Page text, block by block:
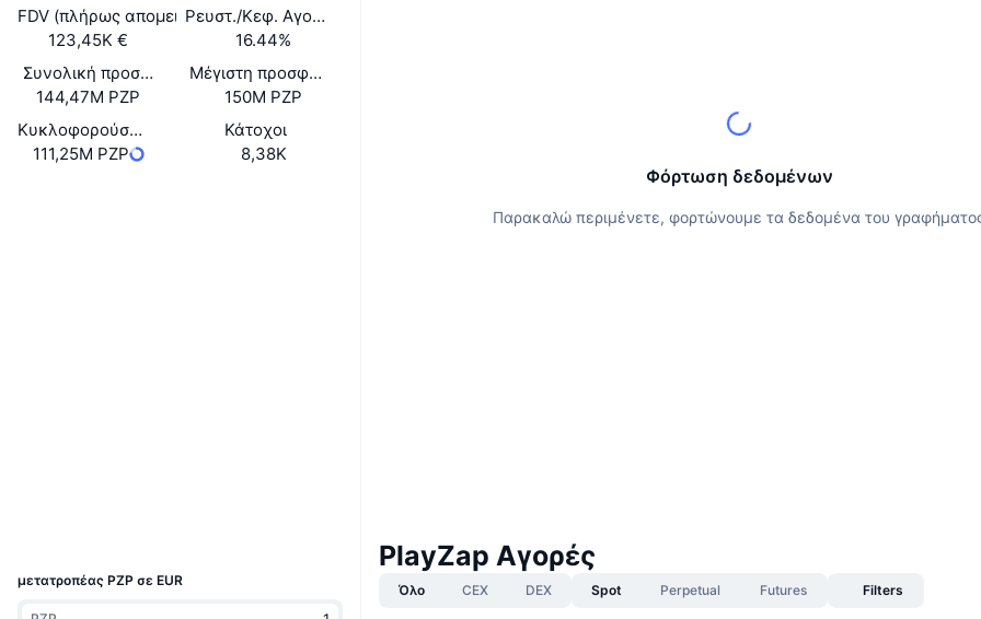
FDV (πλήρως απομειωμένη αξία)
123,45K €
Ρευστ./Κεφ. Αγοράς
16.44%
Συνολική προσφορά
144,47M PZP
Μέγιστη προσφορά
150M PZP
Κυκλοφορούσα Προσφορά
111,25M PZP
Κάτοχοι
8,38K
μετατροπέας PZP σε EUR
Φόρτωση δεδομένων
Παρακαλώ περιμένετε, φορτώνουμε τα δεδομένα του
PlayZap Αγορές
Όλο CEX DEX Spot Perpetual Futures Filters